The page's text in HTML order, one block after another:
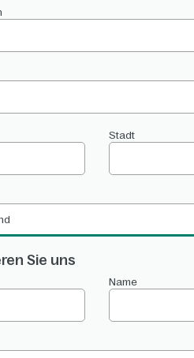
Stadt
Sie uns
Name